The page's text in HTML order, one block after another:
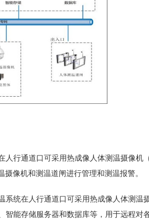
行通道口可采用热成像人体测温摄像机
像机和测温道闸进行管理和测温报警。
统在人行通道口可采用热成像人体测温
能存储服务器和数据库等，用于远程对